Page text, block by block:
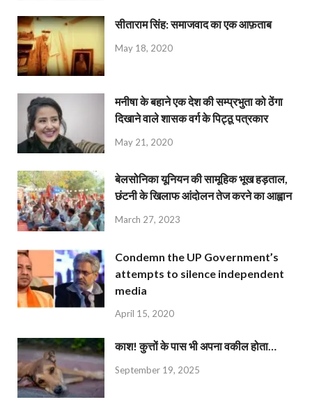
सीताराम सिंह: समाजवाद का एक आफ़ताब
May 18, 2020
मनीषा के बहाने एक देश की सम्प्रभुता को ठेंगा
दिखाने वाले शासक वर्ग के पिट्ठू पत्रकार
May 21, 2020
बेलसोनिका यूनियन की सामूहिक भूख हड़ताल,
छंटनी के खिलाफ आंदोलन तेज करने का आह्वान
March 27, 2023
Condemn the UP Government’s
attempts to silence independent
media
April 15, 2020
काश! कुत्तों के पास भी अपना वकील होता…
September 19, 2025